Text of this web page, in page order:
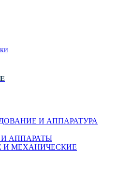
И АППАРАТУРА
АППАРАТЫ
И МЕХАНИЧЕСКИЕ